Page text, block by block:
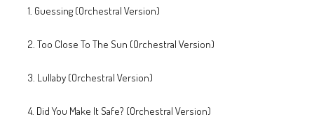
1. Guessing (Orchestral Version)
2. Too Close To The Sun (Orchestral Version)
3. Lullaby (Orchestral Version)
4. Did You Make It Safe? (Orchestral Version)